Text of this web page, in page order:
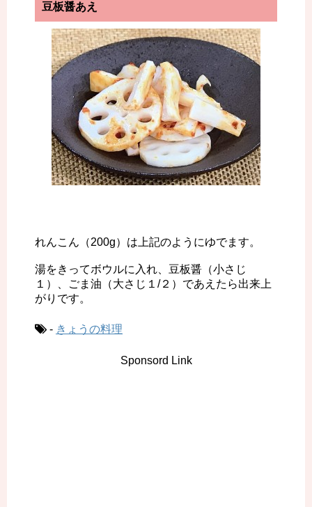
豆板醤あえ
れんこん（200g）は上記のようにゆでます。
湯をきってボウルに入れ、豆板醤（小さじ
１）、ごま油（大さじ１/２）であえたら出来上
がりです。
- きょうの料理
Sponsord Link